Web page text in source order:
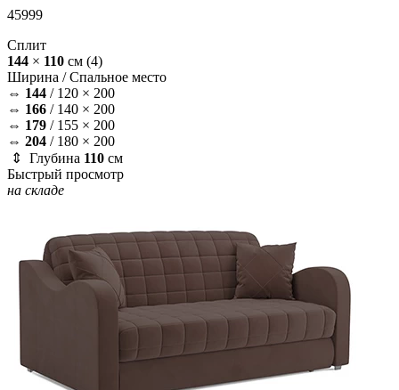
45999
Сплит
144 × 110 см (4)
Ширина /Спальное место
⇔ 144 / 120 × 200
⇔ 166 / 140 × 200
⇔ 179 / 155 × 200
⇔ 204 / 180 × 200
⇕ Глубина 110 см
Быстрый просмотр
на складе